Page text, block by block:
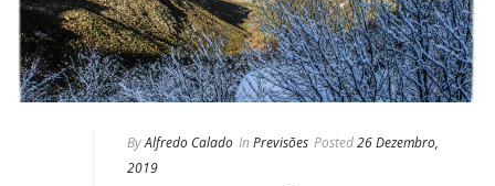
ByAlfredo Calado In Previsões Posted26 Dezembro,
2019